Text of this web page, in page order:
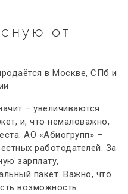
от
в Москве, СПб и
– увеличиваются
и, что немаловажно,
АО «Абиогрупп» –
работодателей. За
зарплату,
пакет. Важно, что
возможность